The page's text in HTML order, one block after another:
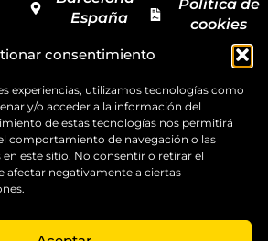
consentimiento
experiencias, utilizamos tecnologías como
y/o acceder a la información del
de estas tecnologías nos permitirá
comportamiento de navegación o las
este sitio. No consentir o retirar el
afectar negativamente a ciertas
España
de contacto
Política de
cookies
Mapa del
sitio